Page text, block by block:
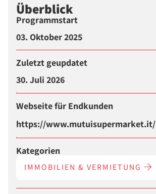
Überblick
Programmstart
03. Oktober 2025
Zuletzt geupdatet
30. Juli 2026
Webseite für Endkunden
https://www.mutuisupermarket.it/
Kategorien
IMMOBILIEN & VERMIETUNG